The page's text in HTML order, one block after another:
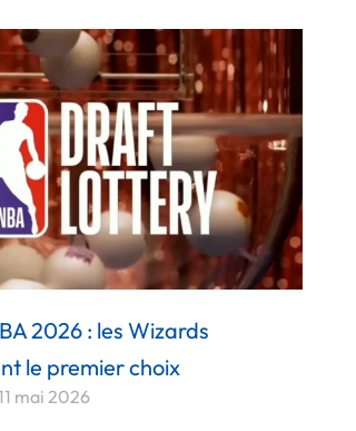
2026 : les Wizards
le premier choix
mai 2026